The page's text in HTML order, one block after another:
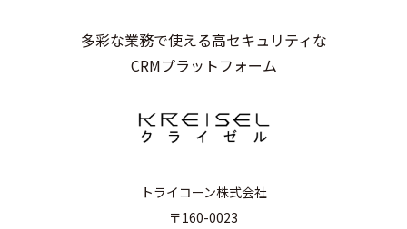
多彩な業務で使える高セキュリティな
CRMプラットフォーム
トライコーン株式会社
〒160-0023